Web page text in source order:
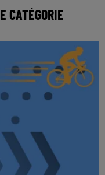
CATÉGORIE